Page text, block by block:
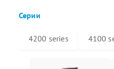
Серии
4200 series 4100